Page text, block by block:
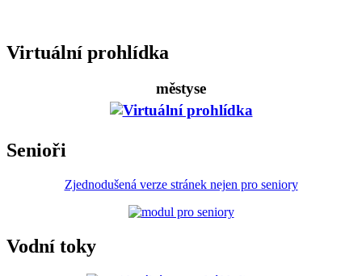
Virtuální prohlídka
městyse
Senioři
Zjednodušená verze stránek nejen pro seniory
Vodní toky